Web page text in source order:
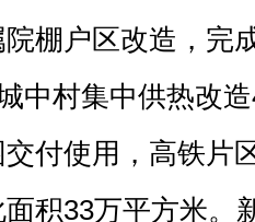
棚户区改造，完
中村集中供热改
付使用，高铁片
积33万平方米。